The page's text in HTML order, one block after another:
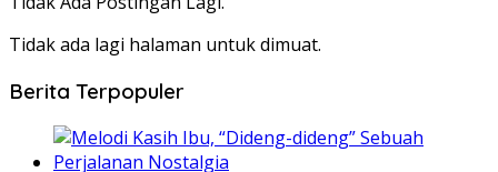
Tidak ada lagi halaman untuk dimuat.
Berita Terpopuler